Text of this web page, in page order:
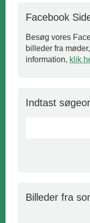
Facebook
Besøg vores
billeder fra
information, klik
Indtast
Billeder fra